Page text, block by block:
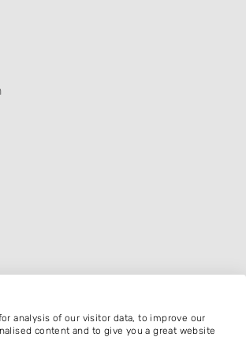
gingen u voor
analysis of our visitor data, to improve our
content and to give you a great website